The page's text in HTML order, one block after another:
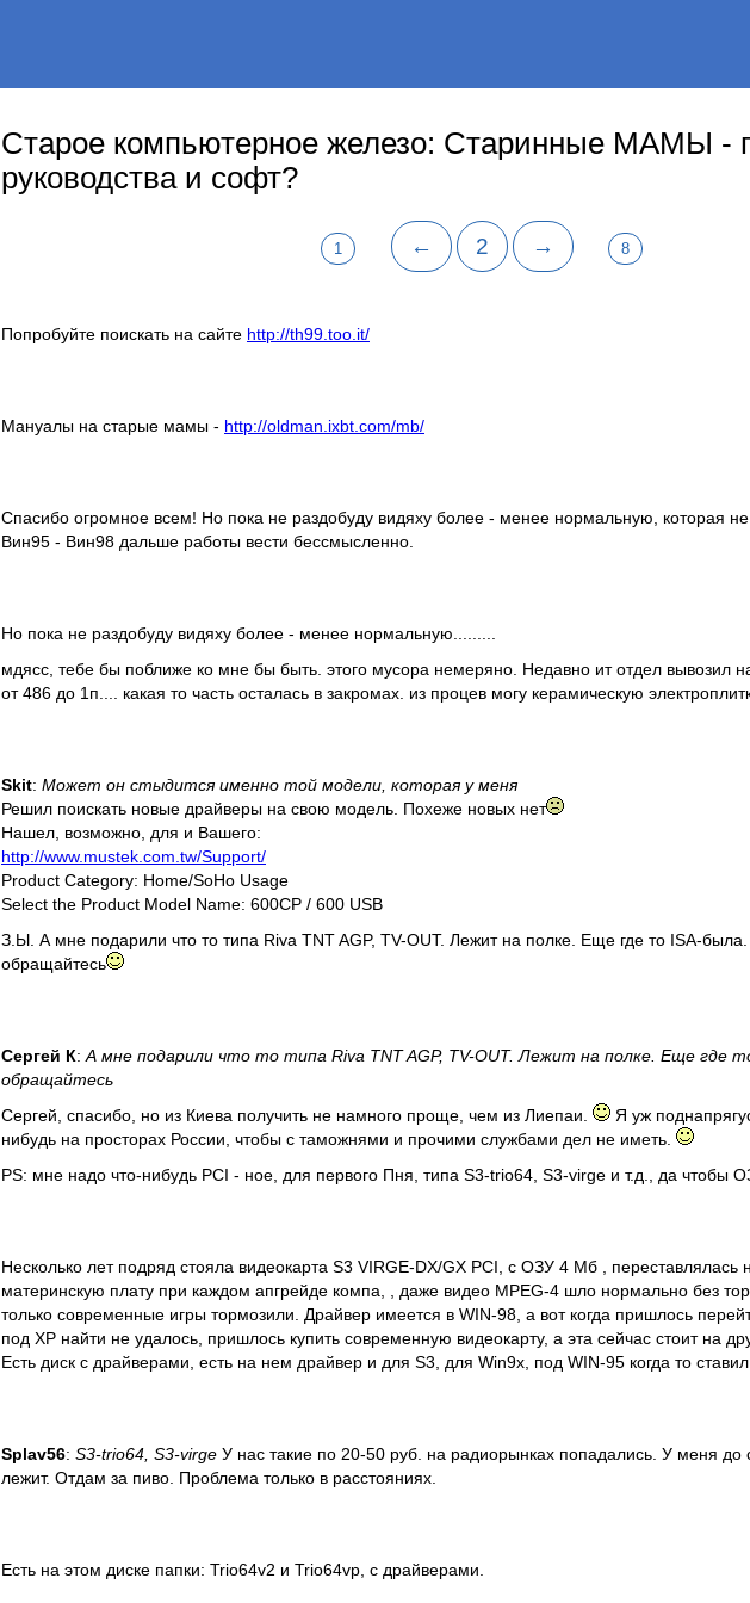
Старое компьютерное железо: Старинные МАМЫ -
руководства и софт?
1 ← 2 → 8
Попробуйте поискать на сайте http://th99.too.it/
Мануалы на старые мамы - http://oldman.ixbt.com/mb/
Спасибо огромное всем! Но пока не раздобуду видяху более - менее нормальную, которая не
Вин95 - Вин98 дальше работы вести бессмысленно.
Но пока не раздобуду видяху более - менее нормальную.........
мдясс, тебе бы поближе ко мне бы быть. этого мусора немеряно. Недавно ит отдел вывозил
от 486 до 1п.... какая то часть осталась в закромах. из процев могу керамическую
Skit: Может он стыдится именно той модели, которая у меня
Решил поискать новые драйверы на свою модель. Похеже новых нет
Нашел, возможно, для и Вашего:
http://www.mustek.com.tw/Support/
Product Category: Home/SoHo Usage
Select the Product Model Name: 600CP / 600 USB
З.Ы. А мне подарили что то типа Riva TNT AGP, TV-OUT. Лежит на полке. Еще где то ISA-была.
обращайтесь
Сергей К: А мне подарили что то типа Riva TNT AGP, TV-OUT. Лежит на полке. Еще где
обращайтесь
Сергей, спасибо, но из Киева получить не намного проще, чем из Лиепаи.
Я уж
нибудь на просторах России, чтобы с таможнями и прочими службами дел не иметь.
PS: мне надо что-нибудь PCI - ное, для первого Пня, типа S3-trio64, S3-virge и т.д., да чтобы
Несколько лет подряд стояла видеокарта S3 VIRGE-DX/GX PCI, c ОЗУ 4 Мб , переставлялась
материнскую плату при каждом апгрейде компа, , даже видео MPEG-4 шло нормально без
только современные игры тормозили. Драйвер имеется в WIN-98, а вот когда пришлось
под XP найти не удалось, пришлось купить современную видеокарту, а эта сейчас стоит на
Есть диск с драйверами, есть на нем драйвер и для S3, для Win9x, под WIN-95 когда то ставил.
Splav56: S3-trio64, S3-virge У нас такие по 20-50 руб. на радиорынках попадались. У меня
лежит. Отдам за пиво. Проблема только в расстояниях.
Есть на этом диске папки: Trio64v2 и Trio64vp, с драйверами.